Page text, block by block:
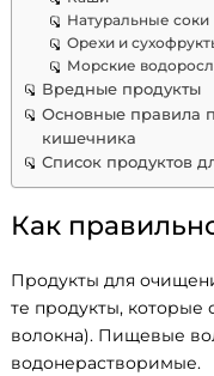
Натуральные соки
Орехи и
Морские
Вредные продукты
Основные правила
кишечника
Список продуктов
Как
Продукты для
те продукты, которые
волокна). Пищевые
водонерастворимые.